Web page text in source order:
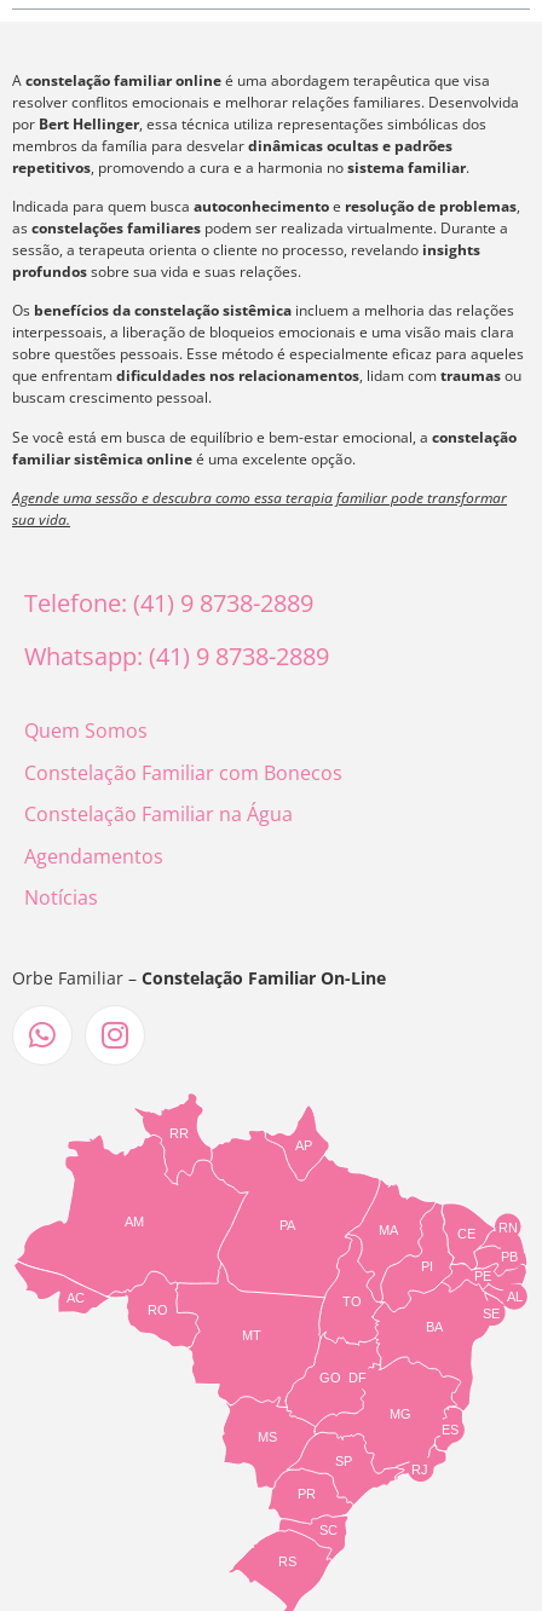
Aconstelação familiar onlineé uma abordagem terapêutica que visa
resolver conflitos emocionais e melhorar relações familiares. Desenvolvida
por Bert Hellinger, essa técnica utiliza representações simbólicas dos
membros da família para desvelardinâmicas ocultas e padrões
repetitivos, promovendo a cura e a harmonia nosistema familiar.
Indicada para quem busca autoconhecimentoe resolução de problemas,
asconstelações familiares podem ser realizada virtualmente. Durante a
sessão, a terapeuta orienta o cliente no processo, revelando insights
profundossobre sua vida e suas relações.
Os benefícios da constelação sistêmica incluem a melhoria das relações
interpessoais, a liberação de bloqueios emocionais e uma visão mais clara
sobre questões pessoais. Esse método é especialmente eficaz para aqueles
que enfrentamdificuldades nos relacionamentos, lidam comtraumasou
buscam crescimento pessoal.
Se você está em busca de equilíbrio e bem-estar emocional, a constelação
familiar sistêmica onlineé uma excelente opção.
Agende uma sessão e descubra como essa terapia familiar pode transformar
sua vida.
Telefone: (41) 9 8738-2889
Whatsapp: (41) 9 8738-2889
Quem Somos
Constelação Familiar com Bonecos
Constelação Familiar na Água
Agendamentos
Notícias
Orbe Familiar – Constelação Familiar On-Line
TO
BA
SE
PE
AL
RN
CE
PI
MA
AP
PA
RR
AM
AC
RO
MT
MS
GO
PR
SC
RS
SP
MG
RJ
ES
DF
PB